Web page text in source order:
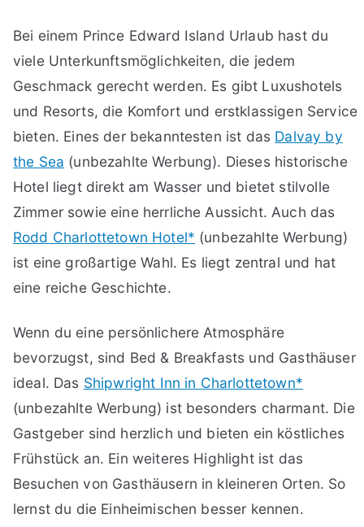
Bei einem Prince Edward Island Urlaub hast du
viele Unterkunftsmöglichkeiten, die jedem
Geschmack gerecht werden. Es gibt Luxushotels
und Resorts, die Komfort und erstklassigen Service
bieten. Eines der bekanntesten ist das Dalvay by
the Sea (unbezahlte Werbung). Dieses historische
Hotel liegt direkt am Wasser und bietet stilvolle
Zimmer sowie eine herrliche Aussicht. Auch das
Rodd Charlottetown Hotel* (unbezahlte Werbung)
ist eine großartige Wahl. Es liegt zentral und hat
eine reiche Geschichte.
Wenn du eine persönlichere Atmosphäre
bevorzugst, sind Bed & Breakfasts und Gasthäuser
ideal. Das Shipwright Inn in Charlottetown*
(unbezahlte Werbung) ist besonders charmant. Die
Gastgeber sind herzlich und bieten ein köstliches
Frühstück an. Ein weiteres Highlight ist das
Besuchen von Gasthäusern in kleineren Orten. So
lernst du die Einheimischen besser kennen.